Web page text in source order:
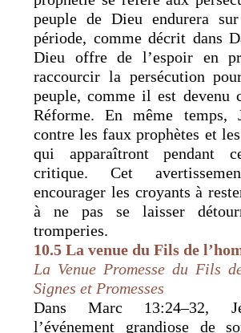
peuple de Dieu endurera
période, comme décrit dans
Dieu offre de l’espoir en
raccourcir la persécution
peuple, comme il est devenu
Réforme. En même temps,
contre les faux prophètes et
qui apparaîtront pendant
critique. Cet
encourager les croyants à
à ne pas se laisser
tromperies.
10.5 La venue du Fils de
La Venue Promesse du Fils
Signes et Promesses
Dans Marc 13:24–32,
l’événement grandiose de